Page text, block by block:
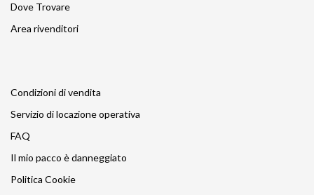
Dove Trovare
Area rivenditori
Condizioni di vendita
Servizio di locazione operativa
FAQ
Il mio pacco è danneggiato
Politica Cookie